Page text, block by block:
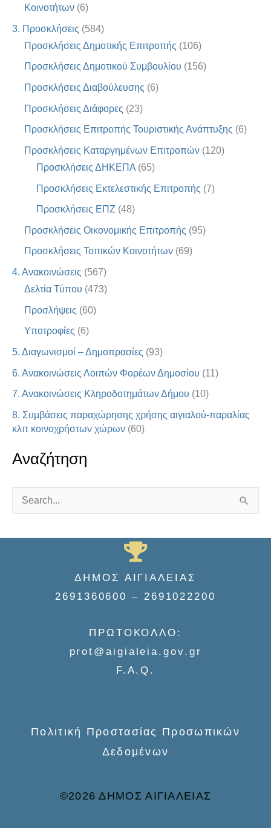
Κοινοτήτων (6)
3. Προσκλήσεις (584)
Προσκλήσεις Δημοτικής Επιτροπής (106)
Προσκλήσεις Δημοτικού Συμβουλίου (156)
Προσκλήσεις Διαβούλευσης (6)
Προσκλήσεις Διάφορες (23)
Προσκλήσεις Επιτροπής Τουριστικής Ανάπτυξης (6)
Προσκλήσεις Καταργημένων Επιτροπών (120)
Προσκλήσεις ΔΗΚΕΠΑ (65)
Προσκλήσεις Εκτελεστικής Επιτροπής (7)
Προσκλήσεις ΕΠΖ (48)
Προσκλήσεις Οικονομικής Επιτροπής (95)
Προσκλήσεις Τοπικών Κοινοτήτων (69)
4. Ανακοινώσεις (567)
Δελτία Τύπου (473)
Προσλήψεις (60)
Υποτροφίες (6)
5. Διαγωνισμοί – Δημοπρασίες (93)
6. Ανακοινώσεις Λοιπών Φορέων Δημοσίου (11)
7. Ανακοινώσεις Κληροδοτημάτων Δήμου (10)
8. Συμβάσεις παραχώρησης χρήσης αιγιαλού-παραλίας
κλπ κοινοχρήστων χώρων (60)
Αναζήτηση
a
ΔΗΜΟΣ ΑΙΓΙΑΛΕΙΑΣ
2691360600 – 2691022200
ΠΡΩΤΟΚΟΛΛΟ:
prot@aigialeia.gov.gr
F.A.Q.
Πολιτική Προστασίας Προσωπικών
Δεδομένων
©2026 ΔΗΜΟΣ ΑΙΓΙΑΛΕΙΑΣ